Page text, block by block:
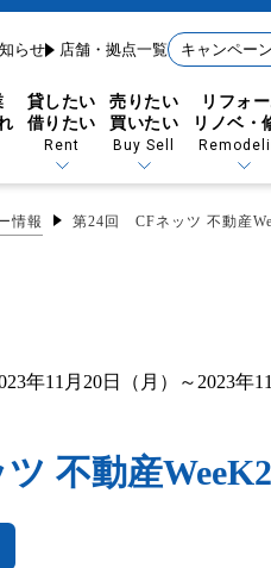
らせ 店舗・拠点一覧 キャンペーン
営データを駆使
な空室対策
のサービス付帯
度＆24時間窓口
貸したい
借りたい
Rent
管理
たい（お部屋探しの方）
売りたい
買いたい
Buy Sell
い（買取制度）
リフォ
リノベ・
営リノベーション
情報 第24回 CFネッツ 不動産
年11月20日（月）～2023年
不動産